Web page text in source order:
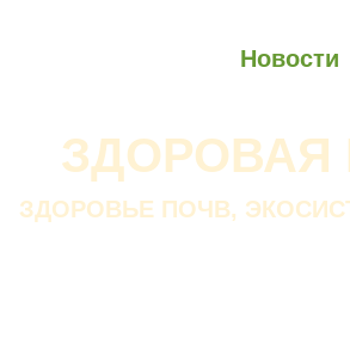
Новости
ЗДОРОВАЯ
ЗДОРОВЬЕ ПОЧВ,